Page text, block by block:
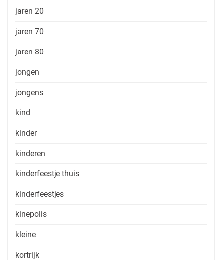
jaren 20
jaren 70
jaren 80
jongen
jongens
kind
kinder
kinderen
kinderfeestje thuis
kinderfeestjes
kinepolis
kleine
kortrijk